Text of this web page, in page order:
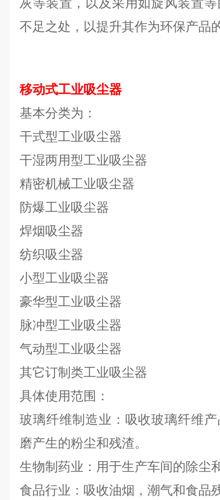
灰等装置，以及采用如旋风装置
不足之处，以提升其作为环保产品
移动式工业吸尘器
基本分类为：
干式型工业吸尘器
干湿两用型工业吸尘器
精密机械工业吸尘器
防爆工业吸尘器
焊烟吸尘器
纺织吸尘器
小型工业吸尘器
豪华型工业吸尘器
脉冲型工业吸尘器
气动型工业吸尘器
其它订制类工业吸尘器
具体使用范围：
玻璃纤维制造业：吸收玻璃纤维
磨产生的粉尘和残渣。
生物制药业：用于生产车间的除尘
食品行业：吸收油烟，潮气和食品